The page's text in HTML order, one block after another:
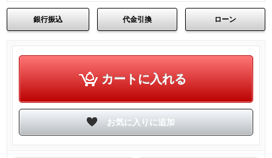
銀行振込 代金引換 ローン